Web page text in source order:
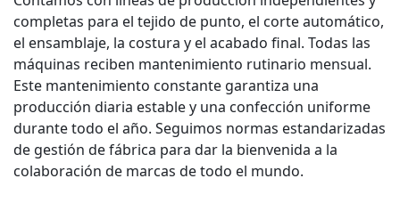
completas para el tejido de punto, el corte automático,
el ensamblaje, la costura y el acabado final. Todas las
máquinas reciben mantenimiento rutinario mensual.
Este mantenimiento constante garantiza una
producción diaria estable y una confección uniforme
durante todo el año. Seguimos normas estandarizadas
de gestión de fábrica para dar la bienvenida a la
colaboración de marcas de todo el mundo.